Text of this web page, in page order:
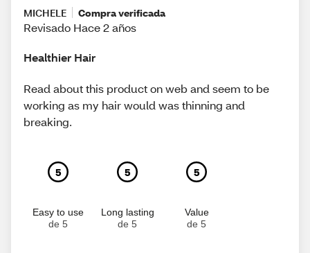
MICHELE Compra verificada
Revisado Hace 2 años
Healthier Hair
Read about this product on web and seem to be
working as my hair would was thinning and
breaking.
5
Easy to use
de 5
5
Long lasting
de 5
5
Value
de 5